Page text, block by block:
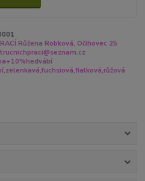
Růžena Robková, Očihovec 25